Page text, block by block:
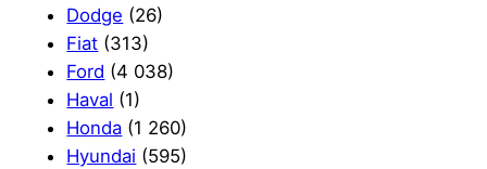
Dodge (26)
Fiat (313)
Ford (4 038)
Haval (1)
Honda (1 260)
Hyundai (595)